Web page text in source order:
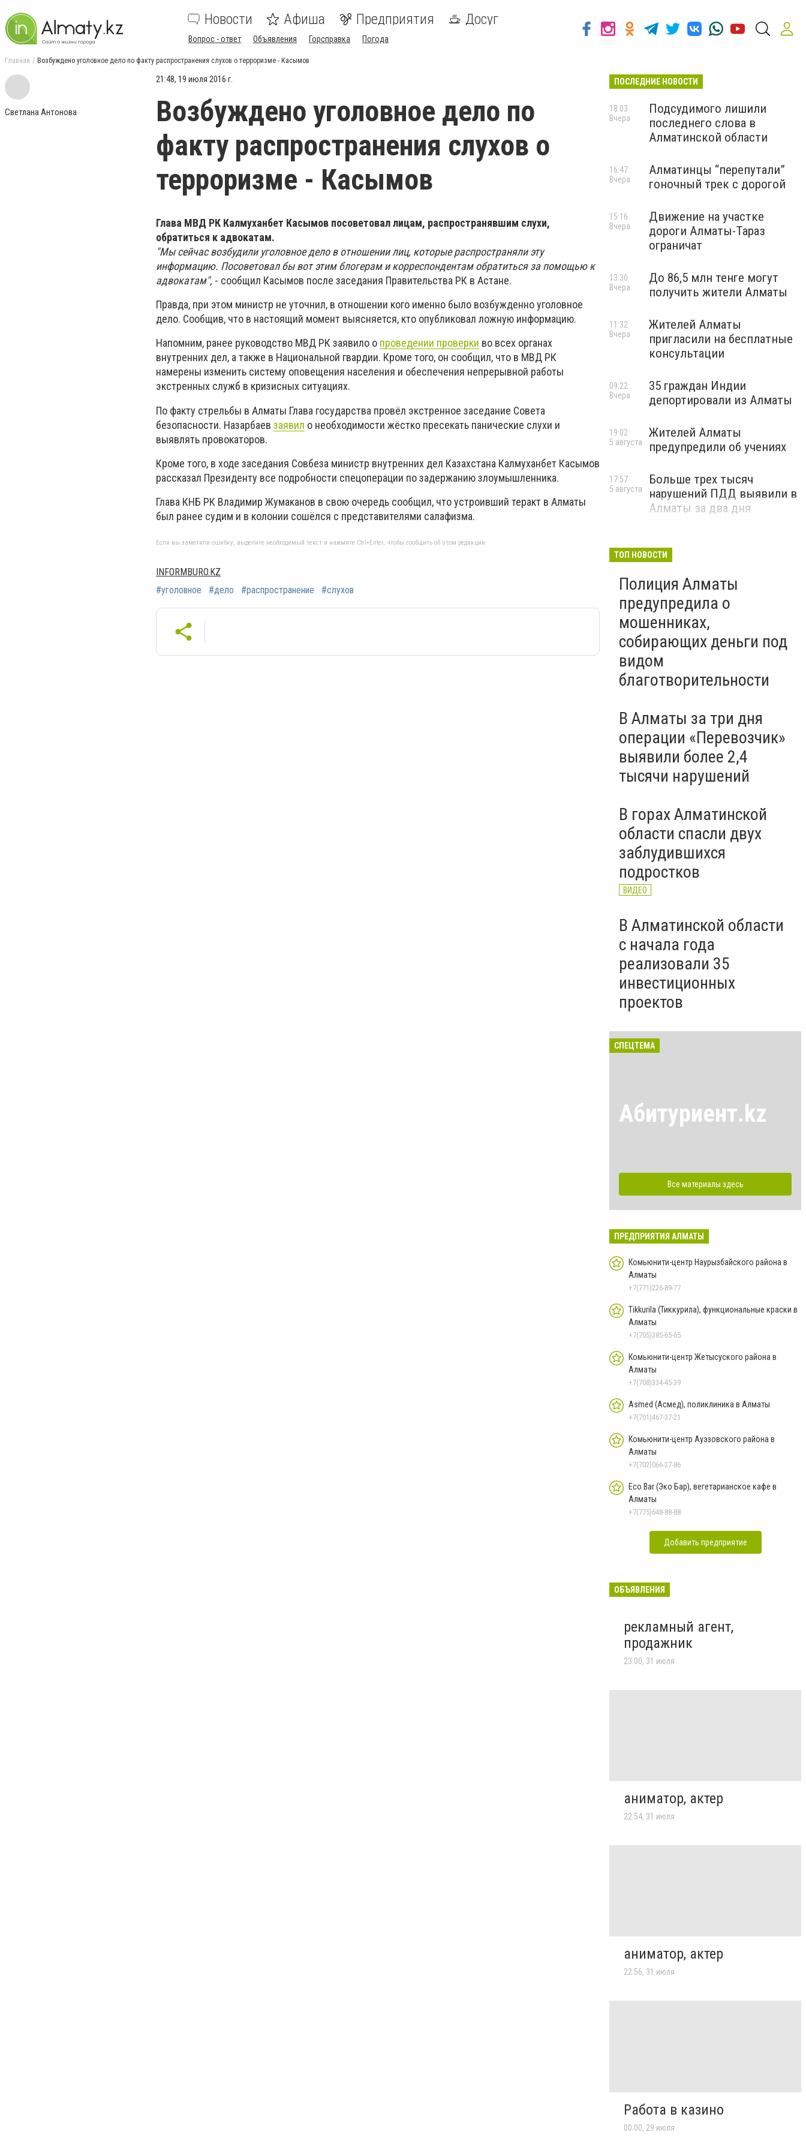
Новости Афиша Предприятия Досуг
Вопрос - ответ Объявления Горсправка Погода
Главная Возбуждено уголовное дело по факту распространения слухов о терроризме - Касымов
Светлана Антонова
21:48, 19 июля 2016 г.
Возбуждено уголовное дело по
факту распространения слухов о
терроризме - Касымов
Глава МВД РК Калмуханбет Касымов посоветовал лицам, распространявшим слухи,
обратиться к адвокатам.
"Мы сейчас возбудили уголовное дело в отношении лиц, которые распространяли эту
информацию. Посоветовал бы вот этим блогерам и корреспондентам обратиться за помощью к
адвокатам", - сообщил Касымов после заседания Правительства РК в Астане.
Правда, при этом министр не уточнил, в отношении кого именно было возбужденно уголовное
дело. Сообщив, что в настоящий момент выясняется, кто опубликовал ложную информацию.
Напомним, ранее руководство МВД РК заявило о проведении проверки во всех органах
внутренних дел, а также в Национальной гвардии. Кроме того, он сообщил, что в МВД РК
намерены изменить систему оповещения населения и обеспечения непрерывной работы
экстренных служб в кризисных ситуациях.
По факту стрельбы в Алматы Глава государства провёл экстренное заседание Совета
безопасности. Назарбаев заявил о необходимости жёстко пресекать панические слухи и
выявлять провокаторов.
Кроме того, в ходе заседания Совбеза министр внутренних дел Казахстана Калмуханбет Касымов
рассказал Президенту все подробности спецоперации по задержанию злоумышленника.
Глава КНБ РК Владимир Жумаканов в свою очередь сообщил, что устроивший теракт в Алматы
был ранее судим и в колонии сошёлся с представителями салафизма.
Если вы заметили ошибку, выделите необходимый текст и нажмите Ctrl+Enter, чтобы сообщить об этом редакции
INFORMBURO.KZ
#уголовное
#дело #распространение #слухов
ПОСЛЕДНИЕ НОВОСТИ
Подсудимого лишили
последнего слова в
Алматинской области
18:03
Вчера
Алматинцы “перепутали”
гоночный трек с дорогой
16:47
Вчера
Движение на участке
дороги Алматы-Тараз
ограничат
15:16
Вчера
До 86,5 млн тенге могут
получить жители Алматы
13:30
Вчера
Жителей Алматы
пригласили на бесплатные
консультации
11:32
Вчера
35 граждан Индии
депортировали из Алматы
09:22
Вчера
Жителей Алматы
предупредили об учениях
19:02
5 августа
Больше трех тысяч
нарушений ПДД выявили в
Алматы за два дня
17:57
5 августа
ТОП НОВОСТИ
Полиция Алматы
предупредила о
мошенниках,
собирающих деньги под
видом
благотворительности
В Алматы за три дня
операции «Перевозчик»
выявили более 2,4
тысячи нарушений
В горах Алматинской
области спасли двух
заблудившихся
подростков
ВИДЕО
В Алматинской области
с начала года
реализовали 35
инвестиционных
проектов
СПЕЦТЕМА
Абитуриент.kz
Все материалы здесь
ПРЕДПРИЯТИЯ АЛМАТЫ
Комьюнити-центр Наурызбайского района в
Алматы
+7(771)226-89-77
Tikkurila (Тиккурила), функциональные краски в
Алматы
+7(705)385-65-65
Комьюнити-центр Жетысуского района в
Алматы
+7(708)334-45-39
Asmed (Асмед), поликлиника в Алматы
+7(701)467-37-21
Комьюнити-центр Ауэзовского района в
Алматы
+7(702)066-27-86
Eco Bar (Эко Бар), вегетарианское кафе в
Алматы
+7(775)648-88-88
Добавить предприятие
ОБЪЯВЛЕНИЯ
рекламный агент,
продажник
23:00, 31 июля
аниматор, актер
22:54, 31 июля
аниматор, актер
22:56, 31 июля
Работа в казино
00:00, 29 июля